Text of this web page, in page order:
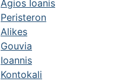
Agios Ioanis
Peristeron
Alikes
Gouvia
Ioannis
Kontokali